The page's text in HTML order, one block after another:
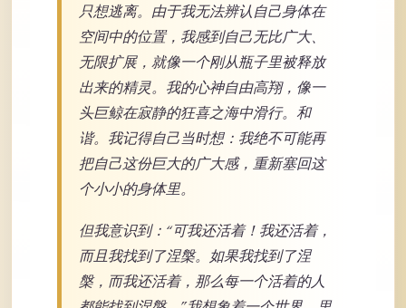
只想逃离。由于我无法辨认自己身体在
空间中的位置，我感到自己无比广大、
无限扩展，就像一个刚从瓶子里被释放
出来的精灵。我的心神自由高翔，像一
头巨鲸在寂静的狂喜之海中滑行。和
谐。我记得自己当时想：我绝不可能再
把自己这份巨大的广大感，重新塞回这
个小小的身体里。
但我意识到：“可我还活着！我还活着，
而且我找到了涅槃。如果我找到了涅
槃，而我还活着，那么每一个活着的人